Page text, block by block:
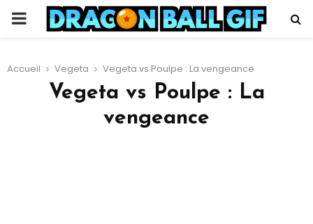
PRIMARY
Accueil Vegeta Vegeta vs Poulpe : La vengeance
Vegeta vs Poulpe : La
vengeance